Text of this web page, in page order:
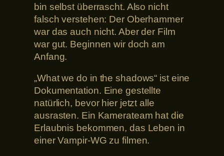
bin selbst überrascht. Also nicht
falsch verstehen: Der Oberhammer
war das auch nicht. Aber der Film
war gut. Beginnen wir doch am
Anfang.
„What we do in the shadows“ ist eine
Dokumentation. Eine gestellte
natürlich, bevor hier jetzt alle
ausrasten. Ein Kamerateam hat die
Erlaubnis bekommen, das Leben in
einer Vampir-WG zu filmen.